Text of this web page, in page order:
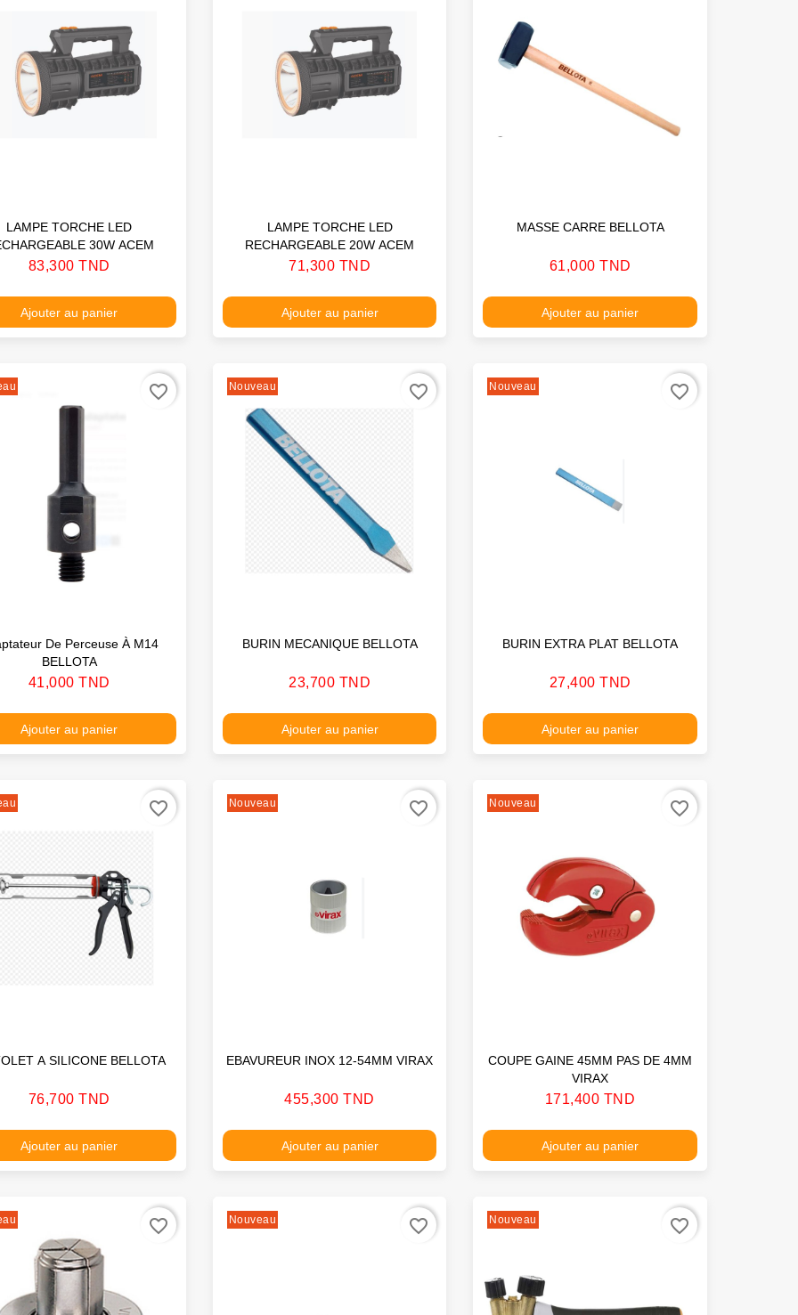
LAMPE TORCHE LED
30W ACEM
Prix
83,300 TND
Ajouter au panier
LAMPE TORCHE LED
RECHARGEABLE 20W ACEM
Prix
71,300 TND
Ajouter au panier
MASSE CARRE BELLOTA
Prix
61,000 TND
Ajouter au panier
De Perceuse À M14
BELLOTA
Prix
41,000 TND
Ajouter au panier
favorite_border Nouveau
BURIN MECANIQUE BELLOTA
Prix
23,700 TND
Ajouter au panier
favorite_border Nouveau
BURIN EXTRA PLAT BELLOTA
Prix
27,400 TND
Ajouter au panier
favorite_border
PISTOLET A SILICONE BELLOTA
Prix
76,700 TND
Ajouter au panier
favorite_border Nouveau
EBAVUREUR INOX 12-54MM VIRAX
Prix
455,300 TND
Ajouter au panier
favorite_border Nouveau
COUPE GAINE 45MM PAS DE 4MM
VIRAX
Prix
171,400 TND
Ajouter au panier
favorite_border
favorite_border Nouveau favorite_border Nouveau favorite_border